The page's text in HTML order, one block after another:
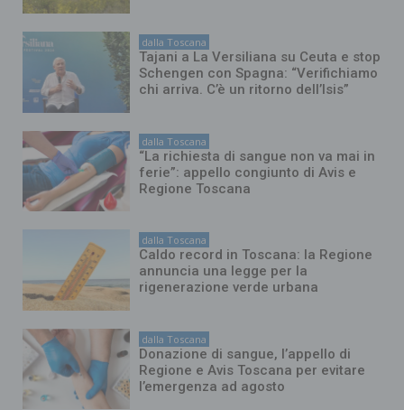
dalla Toscana
Tajani a La Versiliana su Ceuta e stop
Schengen con Spagna: “Verifichiamo
chi arriva. C’è un ritorno dell’Isis”
dalla Toscana
“La richiesta di sangue non va mai in
ferie”: appello congiunto di Avis e
Regione Toscana
dalla Toscana
Caldo record in Toscana: la Regione
annuncia una legge per la
rigenerazione verde urbana
dalla Toscana
Donazione di sangue, l’appello di
Regione e Avis Toscana per evitare
l’emergenza ad agosto